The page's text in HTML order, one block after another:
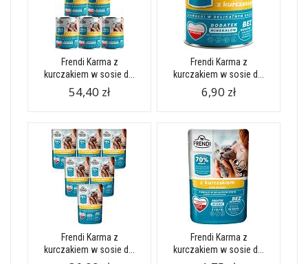
Frendi Karma z
kurczakiem w sosie d...
54,40 zł
Frendi Karma z
kurczakiem w sosie d...
6,90 zł
Frendi Karma z
kurczakiem w sosie d...
Frendi Karma z
kurczakiem w sosie d...